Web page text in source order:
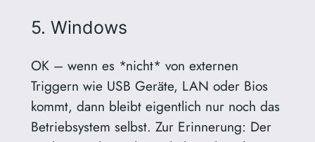
5. Windows
OK – wenn es *nicht* von externen
Triggern wie USB Geräte, LAN oder Bios
kommt, dann bleibt eigentlich nur noch das
Betriebsystem selbst. Zur Erinnerung: Der